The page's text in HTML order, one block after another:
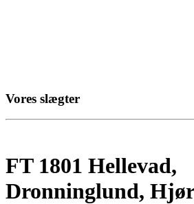
Vores slægter
FT 1801 Hellevad,
Dronninglund,